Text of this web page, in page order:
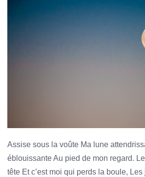
Assise sous la voûte Ma lune
éblouissante Au pied de mon regard.
tête Et c’est moi qui perds la boule,